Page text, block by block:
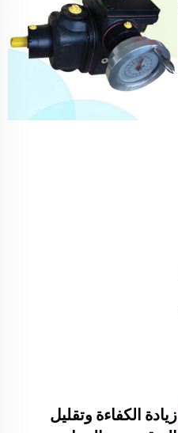
زيادة الكفاءة وتقليل